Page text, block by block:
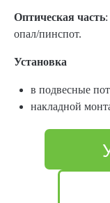
Оптическая часть
опал/пинспот.
Установка
в подвесные
накладной